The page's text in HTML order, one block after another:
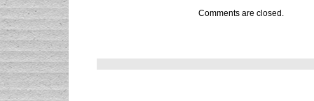
Comments are closed.